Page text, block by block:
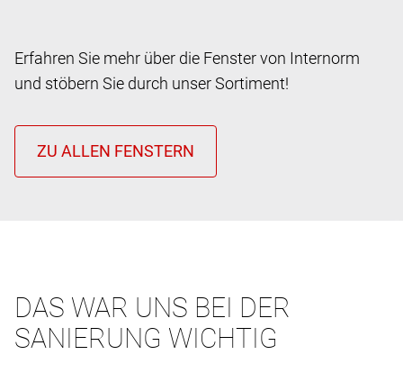
Erfahren Sie mehr über die Fenster von Internorm
und stöbern Sie durch unser Sortiment!
DAS WAR UNS BEI DER
SANIERUNG WICHTIG